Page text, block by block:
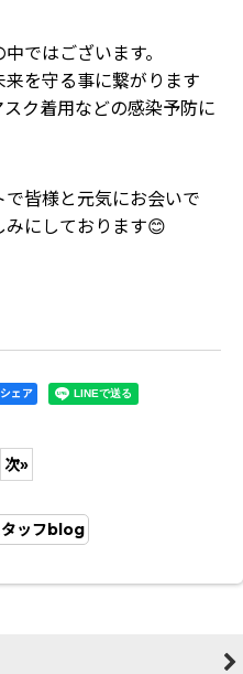
ではございます。
を守る事に繋がります
ク着用などの感染予防に
皆様と元気にお会いで
みにしております😊
ェア
次»
ッフblog